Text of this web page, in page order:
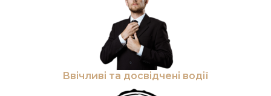
Ввічливі та досвідчені водії